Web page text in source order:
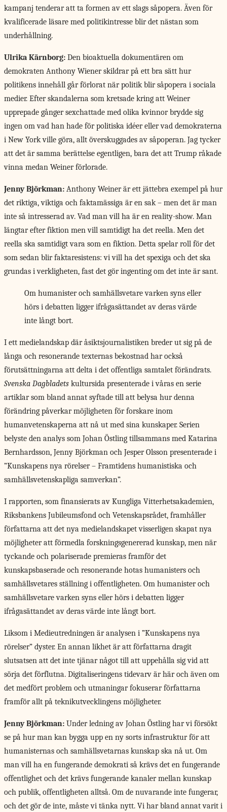
kampanj tenderar att ta formen av ett slags såpopera. Även för
kvalificerade läsare med politikintresse blir det nästan som
underhållning.
Ulrika Kärnborg: Den bioaktuella dokumentären om
demokraten Anthony Wiener skildrar på ett bra sätt hur
politikens innehåll går förlorat när politik blir såpopera i sociala
medier. Efter skandalerna som kretsade kring att Weiner
upprepade gånger sexchattade med olika kvinnor brydde sig
ingen om vad han hade för politiska idéer eller vad demokraterna
i New York ville göra, allt överskuggades av såpoperan. Jag tycker
att det är samma berättelse egentligen, bara det att Trump råkade
vinna medan Weiner förlorade.
Jenny Björkman: Anthony Weiner är ett jättebra exempel på hur
det riktiga, viktiga och faktamässiga är en sak – men det är man
inte så intresserad av. Vad man vill ha är en reality-show. Man
längtar efter fiktion men vill samtidigt ha det reella. Men det
reella ska samtidigt vara som en fiktion. Detta spelar roll för det
som sedan blir faktaresistens: vi vill ha det spexiga och det ska
grundas i verkligheten, fast det gör ingenting om det inte är sant.
Om humanister och samhällsvetare varken syns eller
hörs i debatten ligger ifrågasättandet av deras värde
inte långt bort.
I ett medielandskap där åsiktsjournalistiken breder ut sig på de
långa och resonerande texternas bekostnad har också
förutsättningarna att delta i det offentliga samtalet förändrats.
Svenska Dagbladets kultursida presenterade i våras en serie
artiklar som bland annat syftade till att belysa hur denna
förändring påverkar möjligheten för forskare inom
humanvetenskaperna att nå ut med sina kunskaper. Serien
belyste den analys som Johan Östling tillsammans med Katarina
Bernhardsson, Jenny Björkman och Jesper Olsson presenterade i
”Kunskapens nya rörelser – Framtidens humanistiska och
samhällsvetenskapliga samverkan”.
I rapporten, som finansierats av Kungliga Vitterhetsakademien,
Riksbankens Jubileumsfond och Vetenskapsrådet, framhåller
författarna att det nya medielandskapet visserligen skapat nya
möjligheter att förmedla forskningsgenererad kunskap, men när
tyckande och polariserade premieras framför det
kunskapsbaserade och resonerande hotas humanisters och
samhällsvetares ställning i offentligheten. Om humanister och
samhällsvetare varken syns eller hörs i debatten ligger
ifrågasättandet av deras värde inte långt bort.
Liksom i Medieutredningen är analysen i ”Kunskapens nya
rörelser” dyster. En annan likhet är att författarna dragit
slutsatsen att det inte tjänar något till att uppehålla sig vid att
sörja det förflutna. Digitaliseringens tidevarv är här och även om
det medfört problem och utmaningar fokuserar författarna
framför allt på teknikutvecklingens möjligheter.
Jenny Björkman: Under ledning av Johan Östling har vi försökt
se på hur man kan bygga upp en ny sorts infrastruktur för att
humanisternas och samhällsvetarnas kunskap ska nå ut. Om
man vill ha en fungerande demokrati så krävs det en fungerande
offentlighet och det krävs fungerande kanaler mellan kunskap
och publik, offentligheten alltså. Om de nuvarande inte fungerar,
och det gör de inte, måste vi tänka nytt. Vi har bland annat varit i